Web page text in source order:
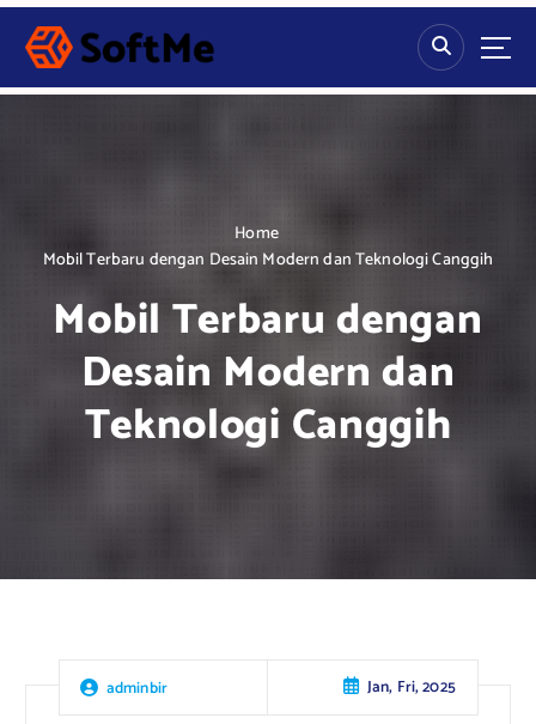
S
p
Home
Mobil Terbaru dengan Desain Modern dan Teknologi Canggih
Mobil Terbaru dengan
Desain Modern dan
Teknologi Canggih
adminbir Jan, Fri, 2025